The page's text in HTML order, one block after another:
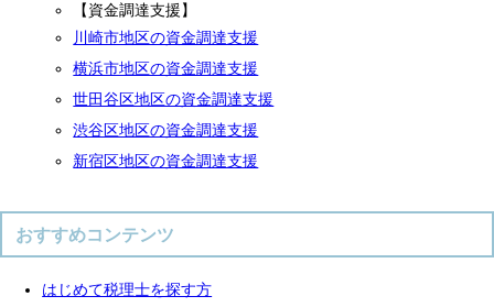
【資金調達支援】
川崎市地区の資金調達支援
横浜市地区の資金調達支援
世田谷区地区の資金調達支援
渋谷区地区の資金調達支援
新宿区地区の資金調達支援
おすすめコンテンツ
はじめて税理士を探す方